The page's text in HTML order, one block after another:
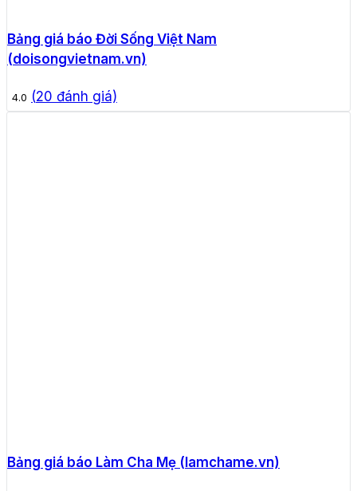
Bảng giá báo Đời Sống Việt Nam
(doisongvietnam.vn)
4.0 (20 đánh giá)
Bảng giá báo Làm Cha Mẹ (lamchame.vn)